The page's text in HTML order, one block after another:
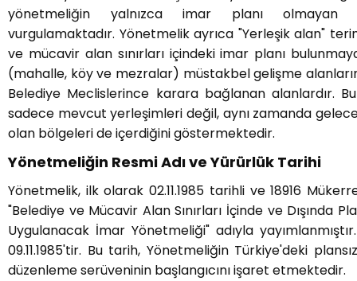
yönetmeliğin yalnızca imar planı olmayan
vurgulamaktadır. Yönetmelik ayrıca "Yerleşik alan"
ve mücavir alan sınırları içindeki imar planı
(mahalle, köy ve mezralar) müstakbel gelişme
Belediye Meclislerince karara bağlanan alanlardır.
sadece mevcut yerleşimleri değil, aynı zamanda
olan bölgeleri de içerdiğini göstermektedir.
Yönetmeliğin Resmi Adı ve Yürürlük Tarihi
Yönetmelik, ilk olarak 02.11.1985 tarihli ve 18916
"Belediye ve Mücavir Alan Sınırları İçinde ve Dışında
Uygulanacak İmar Yönetmeliği" adıyla
09.11.1985'tir. Bu tarih, Yönetmeliğin Türkiye'deki
düzenleme serüveninin başlangıcını işaret etmektedir.